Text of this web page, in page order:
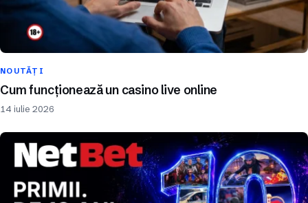
NOUTĂȚI
Cum funcționează un casino live online
14 iulie 2026